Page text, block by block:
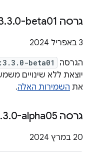
גרסה ‎3 .3.0-beta01
‫3 באפריל 2024
הגרסה
beta01
את השמירות האלה.
גרסה ‎3 .3.0-alpha05
‫20 במרץ 2024